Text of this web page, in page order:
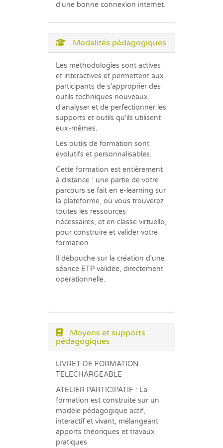
d'une bonne connexion internet.
Modalités pédagogiques
Les méthodologies sont actives
et interactives et permettent aux
participants de s'approprier des
outils techniques nouveaux,
d'analyser et de perfectionner les
supports et outils qu'ils utilisent
eux-mêmes.
Les outils de formation sont
évolutifs et personnalisables.
Cette formation est entièrement
à distance : une partie de votre
parcours se fait en e-learning sur
la plateforme, où vous trouverez
toutes les ressources
nécessaires, et en classe virtuelle,
pour construire et valider votre
formation
Il débouche sur la création d'une
séance ETP validée, directement
opérationnelle.
Moyens et supports
pédagogiques
LIVRET DE FORMATION
TELECHARGEABLE
ATELIER PARTICIPATIF : La
formation est construite sur un
modèle pédagogique actif,
interactif et vivant, mélangeant
apports théoriques et travaux
pratiques